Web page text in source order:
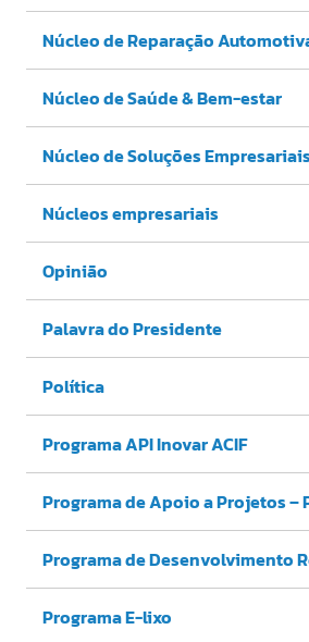
Núcleo de Reparação
Núcleo de Saúde & Bem-estar
Núcleo de Soluções
Núcleos empresariais
Opinião
Palavra do Presidente
Política
Programa API Inovar ACIF
Programa de Apoio a Projetos –
Programa de Desenvolvimento
Programa E-lixo